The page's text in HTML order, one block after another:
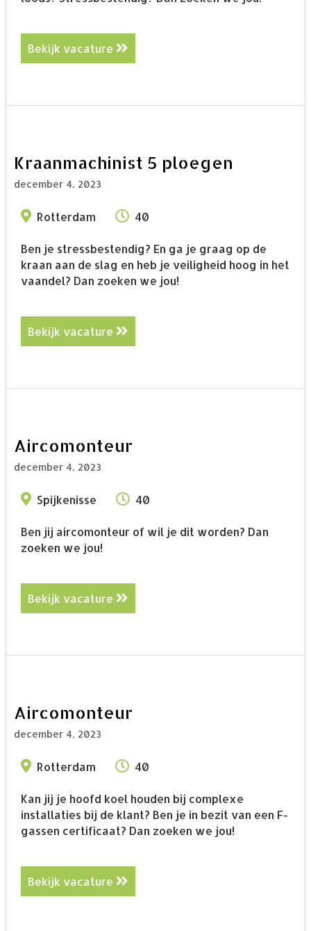
Bekijk vacature
Kraanmachinist 5 ploegen
december 4, 2023
Rotterdam 40
Ben je stressbestendig? En ga je graag op de
kraan aan de slag en heb je veiligheid hoog in het
vaandel? Dan zoeken we jou!
Bekijk vacature
Aircomonteur
december 4, 2023
Spijkenisse 40
Ben jij aircomonteur of wil je dit worden? Dan
zoeken we jou!
Bekijk vacature
Aircomonteur
december 4, 2023
Rotterdam 40
Kan jij je hoofd koel houden bij complexe
installaties bij de klant? Ben je in bezit van een F-
gassen certificaat? Dan zoeken we jou!
Bekijk vacature